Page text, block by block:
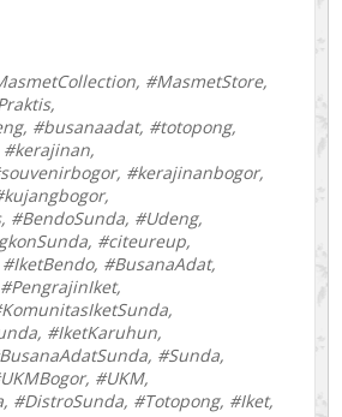
#MasmetStore,
#busanaadat, #totopong,
#kerajinanbogor,
#BendoSunda, #Udeng,
#citeureup,
#BusanaAdat,
#IketKaruhun,
#Sunda,
#UKM,
#DistroSunda, #Totopong, #Iket,